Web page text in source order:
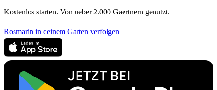
Kostenlos starten. Von ueber 2.000 Gaertnern genutzt.
Rosmarin in deinem Garten verfolgen